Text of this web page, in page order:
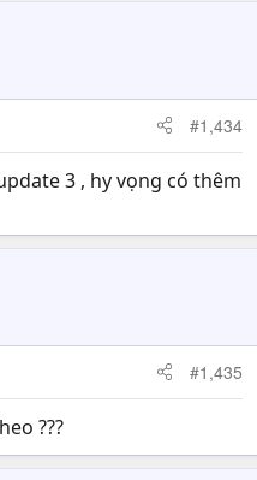
#1,434
3 , hy vọng có thêm
#1,435
???